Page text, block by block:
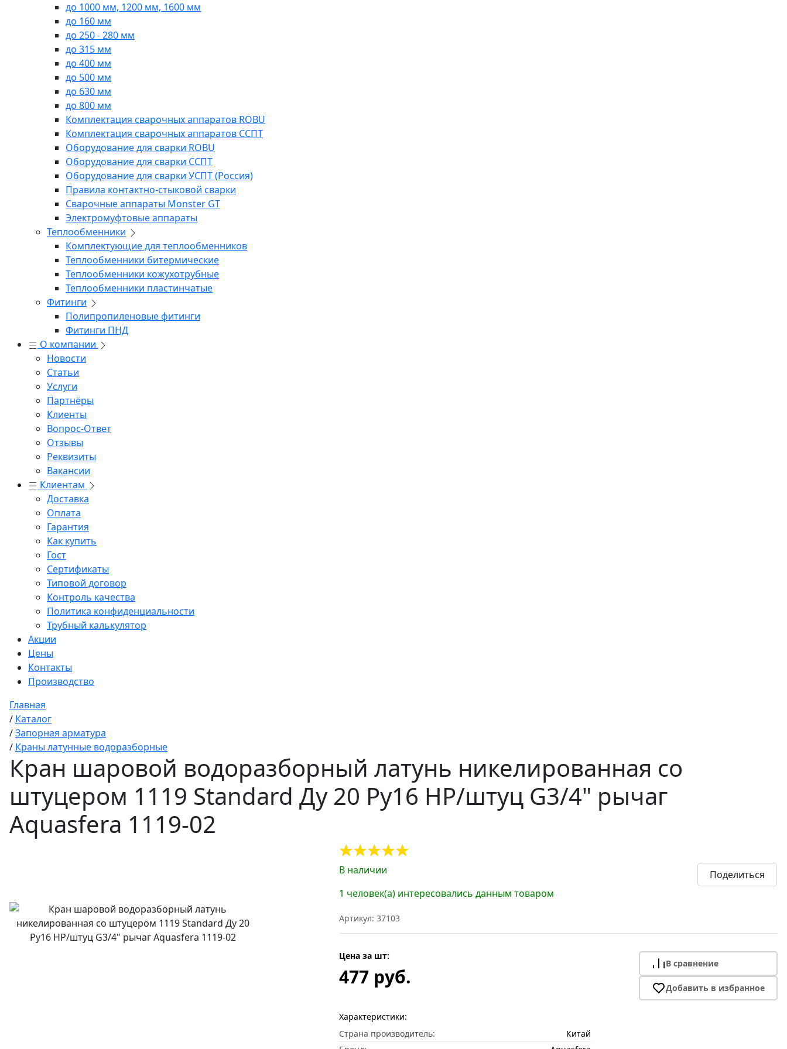
до 1000 мм, 1200 мм, 1600 мм
до 160 мм
до 250 - 280 мм
до 315 мм
до 400 мм
до 500 мм
до 630 мм
до 800 мм
Комплектация сварочных аппаратов ROBU
Комплектация сварочных аппаратов ССПТ
Оборудование для сварки ROBU
Оборудование для сварки ССПТ
Оборудование для сварки УСПТ (Россия)
Правила контактно-стыковой сварки
Сварочные аппараты Monster GT
Электромуфтовые аппараты
Теплообменники
Комплектующие для теплообменников
Теплообменники битермические
Теплообменники кожухотрубные
Теплообменники пластинчатые
Фитинги
Полипропиленовые фитинги
Фитинги ПНД
О компании
Новости
Статьи
Услуги
Партнёры
Клиенты
Вопрос-Ответ
Отзывы
Реквизиты
Вакансии
Клиентам
Доставка
Оплата
Гарантия
Как купить
Гост
Сертификаты
Типовой договор
Контроль качества
Политика конфиденциальности
Трубный калькулятор
Акции
Цены
Контакты
Производство
Главная
/ Каталог
/Запорная арматура
/ Краны латунные водоразборные
Кран шаровой водоразборный латунь никелированная со
штуцером 1119 Standard Ду 20 Ру16 НР/штуц G3/4" рычаг
Aquasfera 1119-02
В наличии
Поделиться
1 человек(а) интересовались данным товаром
Артикул: 37103
Цена за шт:
477 руб.
В сравнение
Добавить в избранное
Характеристики:
Страна производитель:
Китай